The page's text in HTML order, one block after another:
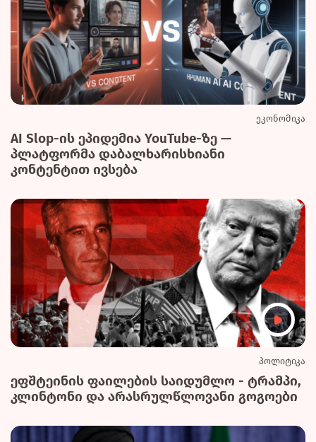
ეკონომიკა
AI Slop-ის ეპიდემია YouTube-ზე —
პლატფორმა დაბალხარისხიანი
კონტენტით ივსება
პოლიტიკა
ეფშტეინის ფაილების საიდუმლო - ტრამპი,
კლინტონი და არასრულწლოვანი გოგოები